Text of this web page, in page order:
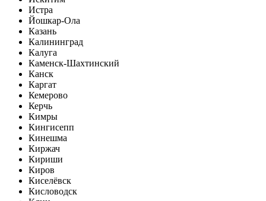
Истра
Йошкар-Ола
Казань
Калининград
Калуга
Каменск-Шахтинский
Канск
Каргат
Кемерово
Керчь
Кимры
Кингисепп
Кинешма
Киржач
Кириши
Киров
Киселёвск
Кисловодск